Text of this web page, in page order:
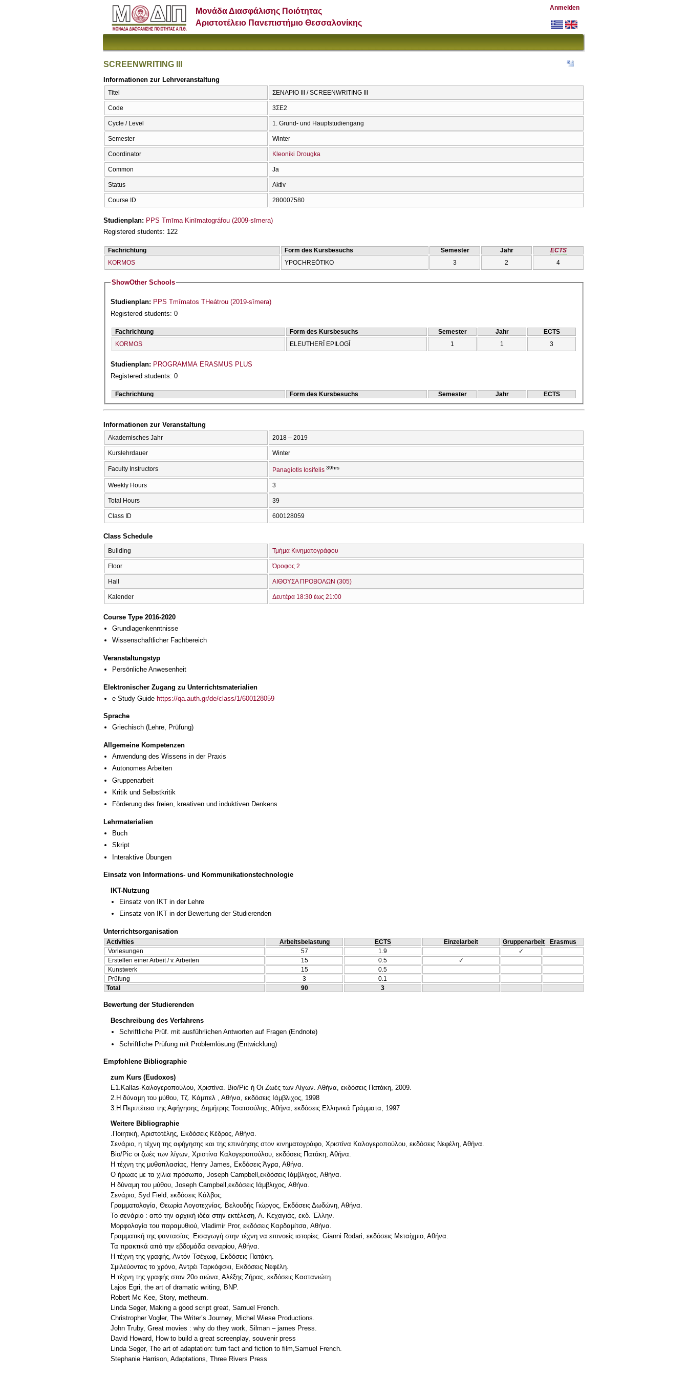
Μονάδα Διασφάλισης Ποιότητας
Αριστοτέλειο Πανεπιστήμιο Θεσσαλονίκης
Anmelden
SCREENWRITING III
Informationen zur Lehrveranstaltung
Titel ΣΕΝΑΡΙΟ ΙΙΙ / SCREENWRITING III
Code 3ΣΕ2
Cycle / Level 1. Grund- und Hauptstudiengang
Semester Winter
Coordinator Kleoniki Drougka
Common Ja
Status Aktiv
Course ID 280007580
Studienplan: PPS Tmīma Kinīmatográfou (2009-sīmera)
Registered students: 122
Fachrichtung Form des Kursbesuchs Semester Jahr
ECTS
KORMOS
YPOCΗREŌTIKO 3 2 4
ShowOther Schools
Studienplan: PPS Tmīmatos THeátrou (2019-sīmera)
Registered students: 0
Fachrichtung Form des Kursbesuchs Semester Jahr
ECTS
KORMOS
ELEUTHERĪ EPILOGĪ 1 1 3
Studienplan: PROGRAMMA ERASMUS PLUS
Registered students: 0
Fachrichtung Form des Kursbesuchs Semester Jahr ECTS
Informationen zur Veranstaltung
Akademisches Jahr 2018 – 2019
Kurslehrdauer Winter
Faculty Instructors Panagiotis Iosifelis 39hrs
Weekly Hours 3
Total Hours 39
Class ID 600128059
Class Schedule
Building Τμήμα Κινηματογράφου
Floor Όροφος 2
Hall ΑΙΘΟΥΣΑ ΠΡΟΒΟΛΩΝ (305)
Kalender Δευτέρα 18:30 έως 21:00
Course Type 2016-2020
Grundlagenkenntnisse
Wissenschaftlicher Fachbereich
Veranstaltungstyp
Persönliche Anwesenheit
Elektronischer Zugang zu Unterrichtsmaterialien
e-Study Guide https://qa.auth.gr/de/class/1/600128059
Sprache
Griechisch (Lehre, Prüfung)
Allgemeine Kompetenzen
Anwendung des Wissens in der Praxis
Autonomes Arbeiten
Gruppenarbeit
Kritik und Selbstkritik
Förderung des freien, kreativen und induktiven Denkens
Lehrmaterialien
Buch
Skript
Interaktive Übungen
Einsatz von Informations- und Kommunikationstechnologie
IKT-Nutzung
Einsatz von IKT in der Lehre
Einsatz von IKT in der Bewertung der Studierenden
Unterrichtsorganisation
Activities Arbeitsbelastung ECTS Einzelarbeit Gruppenarbeit
Erasmus
Vorlesungen
57 1.9
✓
Erstellen einer Arbeit / v. Arbeiten
15 0.5
✓
Kunstwerk
15
0.5
Prüfung
3
0.1
Total
90 3
Bewertung der Studierenden
Beschreibung des Verfahrens
Schriftliche Prüf. mit ausführlichen Antworten auf Fragen (Endnote)
Schriftliche Prüfung mit Problemlösung (Entwicklung)
Empfohlene Bibliographie
zum Kurs (Eudoxos)
Ε1.Kallas-Καλογεροπούλου, Χριστίνα. Bio/Pic ή Οι Ζωές των Λίγων. Αθήνα, εκδόσεις Πατάκη, 2009.
2.Η δύναμη του μύθου, Τζ. Κάμπελ , Αθήνα, εκδόσεις Ιάμβλιχος, 1998
3.Η Περιπέτεια της Αφήγησης, Δημήτρης Τσατσούλης, Αθήνα, εκδόσεις Ελληνικά Γράμματα, 1997
Weitere Bibliographie
.Ποιητική, Αριστοτέλης, Εκδόσεις Κέδρος, Αθήνα.
Σενάριο, η τέχνη της αφήγησης και της επινόησης στον κινηματογράφο, Χριστίνα Καλογεροπούλου, εκδόσεις Νεφέλη, Αθήνα.
Bio/Pic οι ζωές των λίγων, Χριστίνα Καλογεροπούλου, εκδόσεις Πατάκη, Αθήνα.
Η τέχνη της μυθοπλασίας, Henry James, Εκδόσεις Άγρα, Αθήνα.
Ο ήρωας με τα χίλια πρόσωπα, Joseph Campbell,εκδόσεις Ιάμβλιχος, Αθήνα.
Η δύναμη του μύθου, Joseph Campbell,εκδόσεις Ιάμβλιχος, Αθήνα.
Σενάριο, Syd Field, εκδόσεις Κάλβος.
Γραμματολογία, Θεωρία Λογοτεχνίας. Βελουδής Γιώργος, Εκδόσεις Δωδώνη, Αθήνα.
Το σενάριο : από την αρχική ιδέα στην εκτέλεση, Α. Κεχαγιάς, εκδ. Έλλην.
Μορφολογία του παραμυθιού, Vladimir Pror, εκδόσεις Καρδαμίτσα, Αθήνα.
Γραμματική της φαντασίας. Εισαγωγή στην τέχνη να επινοείς ιστορίες. Gianni Rodari, εκδόσεις Μεταίχμιο, Αθήνα.
Τα πρακτικά από την εβδομάδα σεναρίου, Αθήνα.
Η τέχνη της γραφής, Αντόν Τσέχωφ, Εκδόσεις Πατάκη.
Σμιλεύοντας το χρόνο, Αντρέι Ταρκόφσκι, Εκδόσεις Νεφέλη.
Η τέχνη της γραφής στον 20ο αιώνα, Αλέξης Ζήρας, εκδόσεις Καστανιώτη.
Lajos Egri, the art of dramatic writing, BNP.
Robert Mc Kee, Story, metheum.
Linda Seger, Making a good script great, Samuel French.
Christropher Vogler, The Writer’s Journey, Michel Wiese Productions.
John Truby, Great movies : why do they work, Silman – james Press.
David Howard, How to build a great screenplay, souvenir press
Linda Seger, The art of adaptation: turn fact and fiction to film,Samuel French.
Stephanie Harrison, Adaptations, Three Rivers Press